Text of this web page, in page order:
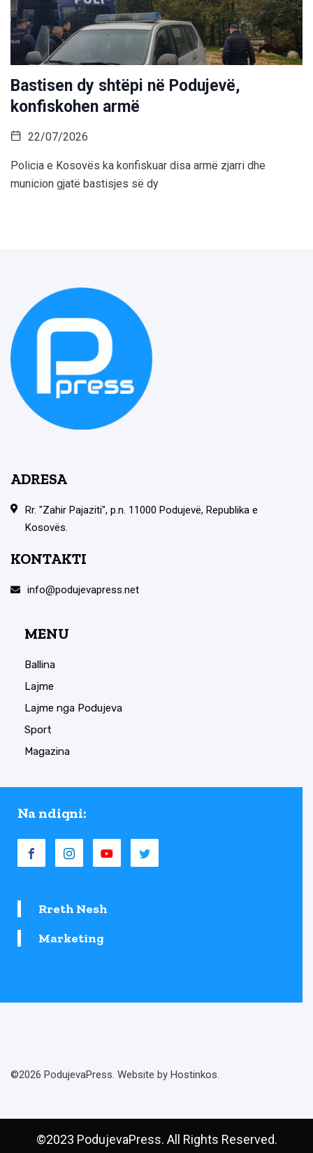
Bastisen dy shtëpi në Podujevë,
konfiskohen armë
22/07/2026
Policia e Kosovës ka konfiskuar disa armë zjarri dhe
municion gjatë bastisjes së dy
ADRESA
Rr. "Zahir Pajaziti", p.n. 11000 Podujevë, Republika e
Kosovës.
KONTAKTI
info@podujevapress.net
MENU
Ballina
Lajme
Lajme nga Podujeva
Sport
Magazina
Na ndiqni:
Rreth Nesh
Marketing
©2026 PodujevaPress. Website by Hostinkos.
©2023 PodujevaPress. All Rights Reserved.